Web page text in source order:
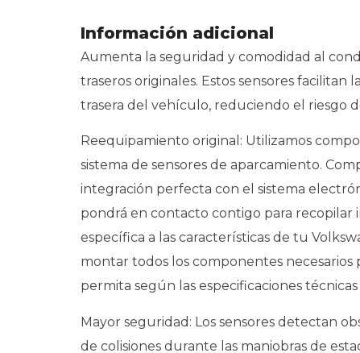
Información adicional
Aumenta la seguridad y comodidad al
traseros originales. Estos sensores
trasera del vehículo, reduciendo el riesgo
Reequipamiento original: Utilizamos
sistema de sensores de aparcamiento.
integración perfecta con el sistema
pondrá en contacto contigo para
específica a las características de tu
montar todos los componentes necesarios
permita según las especificaciones
Mayor seguridad: Los sensores detectan
de colisiones durante las maniobras de